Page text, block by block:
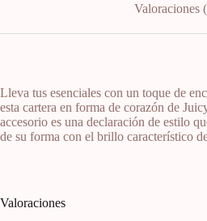
Valoraciones
Lleva tus esenciales con un toque de
esta cartera en forma de corazón de
accesorio es una declaración de estilo
de su forma con el brillo característico
Valoraciones